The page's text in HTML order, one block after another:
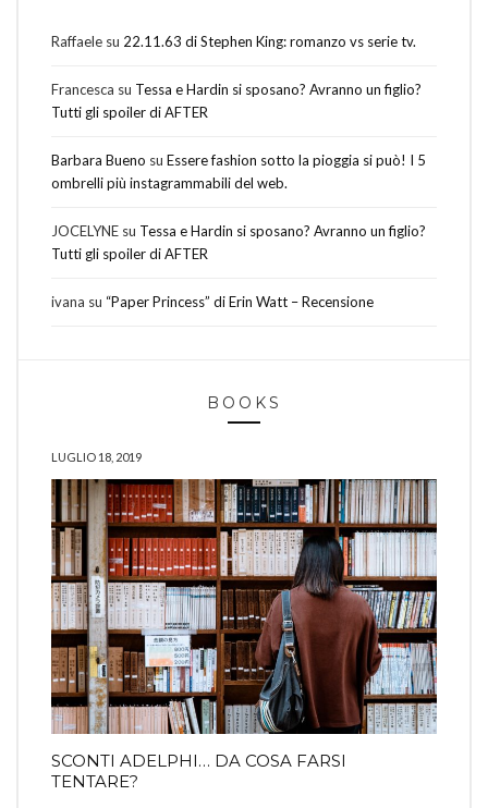
Raffaele su 22.11.63 di Stephen King: romanzo vs serie tv.
Francesca su Tessa e Hardin si sposano? Avranno un figlio?
Tutti gli spoiler di AFTER
Barbara Bueno su Essere fashion sotto la pioggia si può! I 5
ombrelli più instagrammabili del web.
JOCELYNE su Tessa e Hardin si sposano? Avranno un figlio?
Tutti gli spoiler di AFTER
ivana su “Paper Princess” di Erin Watt – Recensione
BOOKS
LUGLIO 18, 2019
SCONTI ADELPHI… DA COSA FARSI
TENTARE?